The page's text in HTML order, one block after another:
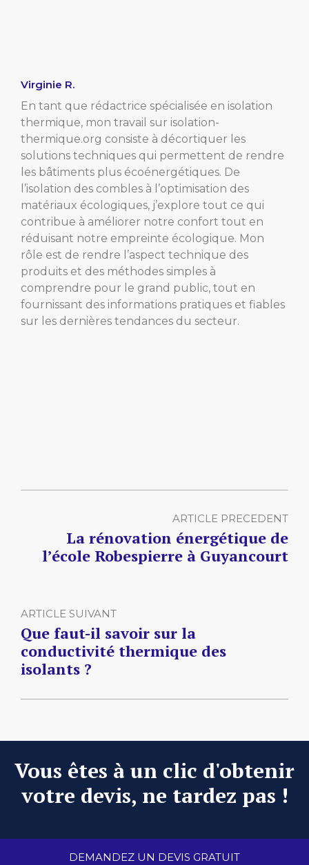
Virginie R.
En tant que rédactrice spécialisée en isolation
thermique, mon travail sur isolation-
thermique.org consiste à décortiquer les
solutions techniques qui permettent de rendre
les bâtiments plus écoénergétiques. De
l’isolation des combles à l’optimisation des
matériaux écologiques, j’explore tout ce qui
contribue à améliorer notre confort tout en
réduisant notre empreinte écologique. Mon
rôle est de rendre l’aspect technique des
produits et des méthodes simples à
comprendre pour le grand public, tout en
fournissant des informations pratiques et fiables
sur les dernières tendances du secteur.
ARTICLE PRECEDENT
La rénovation énergétique de
l’école Robespierre à Guyancourt
ARTICLE SUIVANT
Que faut-il savoir sur la
conductivité thermique des
isolants ?
Vous êtes à un clic d'obtenir
votre devis, ne tardez pas !
DEMANDEZ UN DEVIS GRATUIT